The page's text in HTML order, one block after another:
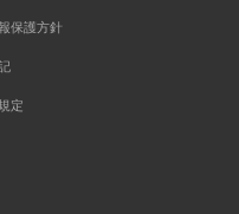
保護方針
定